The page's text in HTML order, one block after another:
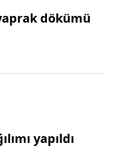
dökümü
yapıldı